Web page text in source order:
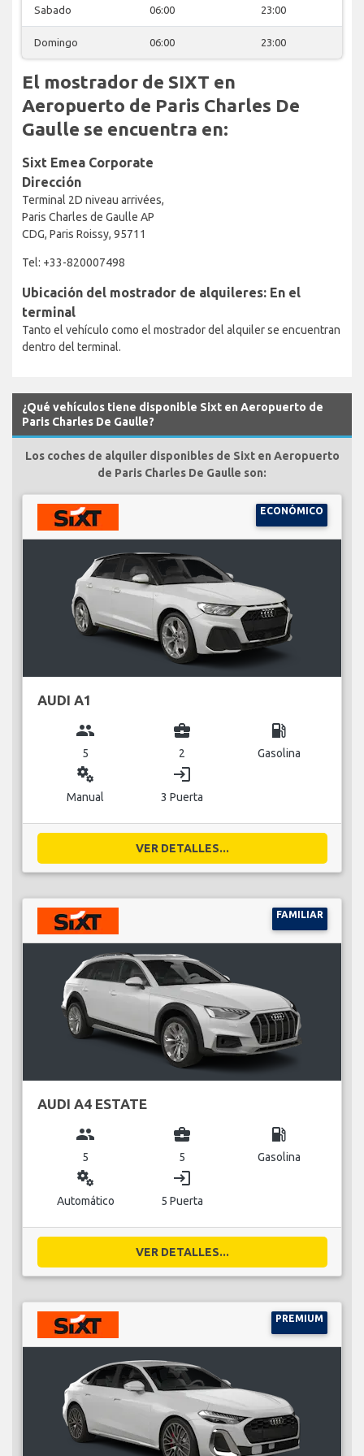
Sabado 06:00 23:00
Domingo 06:00 23:00
El mostrador de SIXT en
Aeropuerto de Paris Charles De
Gaulle se encuentra en:
Sixt Emea Corporate
Dirección
Terminal 2D niveau arrivées,
Paris Charles de Gaulle AP
CDG, Paris Roissy, 95711
Tel: +33-820007498
Ubicación del mostrador de alquileres: En el
terminal
Tanto el vehículo como el mostrador del alquiler se encuentran
dentro del terminal.
¿Qué vehículos tiene disponible Sixt en Aeropuerto de
Paris Charles De Gaulle?
Los coches de alquiler disponibles de Sixt en Aeropuerto
de Paris Charles De Gaulle son:
ECONÓMICO
AUDI A1
group
5
business_center
2
local_gas_station
Gasolina
miscellaneous_services
Manual
login
3 Puerta
VER DETALLES...
FAMILIAR
AUDI A4 ESTATE
group
5
business_center
5
local_gas_station
Gasolina
miscellaneous_services
Automático
login
5 Puerta
VER DETALLES...
PREMIUM